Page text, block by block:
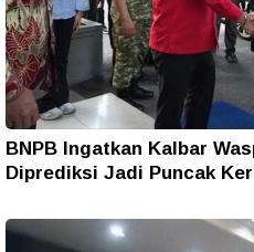
BNPB Ingatkan Kalbar
Diprediksi Jadi Puncak